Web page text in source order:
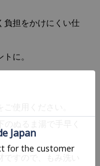
負担をかけにくい仕
に。
すので、もみ洗い